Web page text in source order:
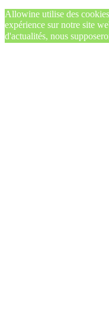
Allowine utilise des
expérience sur notre site
d'actualités, nous